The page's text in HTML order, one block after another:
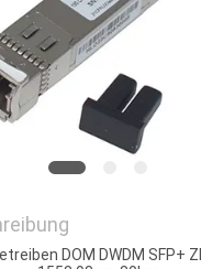
DOM DWDM SFP+